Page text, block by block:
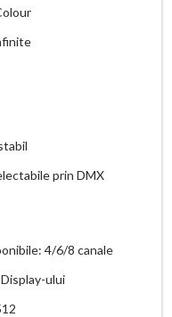
prin DMX
4/6/8 canale
ului